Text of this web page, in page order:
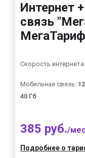
Интернет
связь
Скорость интернета:
Мобильная связь:
40 Гб
385 руб./
Подробнее о